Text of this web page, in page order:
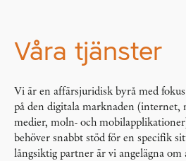
Våra tjänster
Vi är en affärsjuridisk byrå med
på den digitala marknaden (internet,
medier, moln- och
behöver snabbt stöd för en specifik
långsiktig partner är vi angelägna om